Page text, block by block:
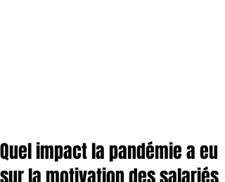
Quel impact la pandémie a eu